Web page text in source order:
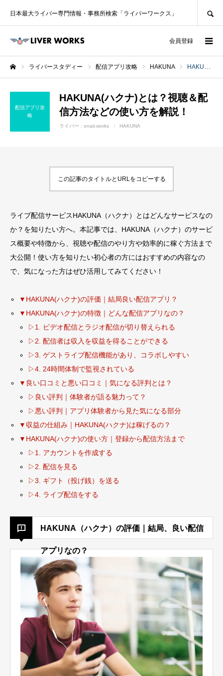
日本最大ライバー専門情報・事務所検索「ライバーワークス」
会員登録
ライバースタディー 配信アプリ攻略 HAKUNA HAKUNA(ハクナ)とは？視聴＆配信方法などの使い方を解説！
配信アプリ攻
略
HAKUNA(ハクナ)とは？視聴＆配
信方法などの使い方を解説！
ライバー : onair.works HAKUNA
この記事のタイトルとURLをコピーする
ライブ配信サービスHAKUNA（ハクナ）とはどんなサービスなの
か？を知りたい方へ。本記事では、HAKUNA（ハクナ）のサービ
ス概要や特徴から、視聴や配信のやり方や効率的に稼ぐ方法まで
大公開！使い方を知りたい初心者の方にはおすすめの内容なの
で、気になった方はぜひ活用してみてください！
▼HAKUNA(ハクナ)の評価｜結局良い配信アプリ？
▼HAKUNA(ハクナ)の特徴｜どんな配信アプリなの？
▷1. ビデオ配信とラジオ配信が切り替えられる
▷2. 配信者は収入を収益を得ることができる
▷3. ゲストライブ配信機能があり、コラボしやすい
▷4. 24時間体制で監視されている
▼良い口コミと悪い口コミ｜気になる評判とは？
▷良い評判｜体験者が語る魅力って？
▷悪い評判｜アプリ体験者から見た気になる部分
▼収益の仕組み｜HAKUNA(ハクナ)は稼げるの？
▼HAKUNA(ハクナ)の使い方｜登録から配信方法まで
▷1. アカウントを作成する
▷2. 配信を見る
▷3. ギフト（投げ銭）を送る
▷4. ライブ配信をする
HAKUNA（ハクナ）の評価｜結局、良い配信
アプリなの？